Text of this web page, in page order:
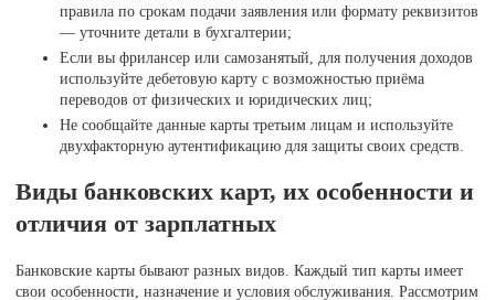
правила по срокам подачи заявления или формату реквизитов
— уточните детали в бухгалтерии;
Если вы фрилансер или самозанятый, для получения доходов
используйте дебетовую карту с возможностью приёма
переводов от физических и юридических лиц;
Не сообщайте данные карты третьим лицам и используйте
двухфакторную аутентификацию для защиты своих средств.
Виды банковских карт, их особенности и
отличия от зарплатных
Банковские карты бывают разных видов. Каждый тип карты имеет
свои особенности, назначение и условия обслуживания. Рассмотрим